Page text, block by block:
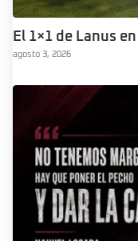
El 1×1 de Lanus
agosto 3, 2026